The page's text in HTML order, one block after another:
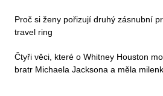
Proč si ženy pořizují druhý zásnubní
travel ring
Čtyři věci, které o Whitney Houston
bratr Michaela Jacksona a měla